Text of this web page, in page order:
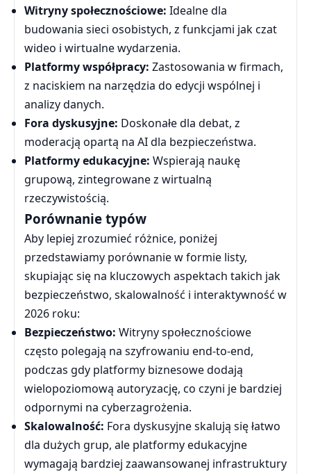
Witryny społecznościowe: Idealne dla
budowania sieci osobistych, z funkcjami jak czat
wideo i wirtualne wydarzenia.
Platformy współpracy: Zastosowania w firmach,
z naciskiem na narzędzia do edycji wspólnej i
analizy danych.
Fora dyskusyjne: Doskonałe dla debat, z
moderacją opartą na AI dla bezpieczeństwa.
Platformy edukacyjne: Wspierają naukę
grupową, zintegrowane z wirtualną
rzeczywistością.
Porównanie typów
Aby lepiej zrozumieć różnice, poniżej
przedstawiamy porównanie w formie listy,
skupiając się na kluczowych aspektach takich jak
bezpieczeństwo, skalowalność i interaktywność w
2026 roku:
Bezpieczeństwo: Witryny społecznościowe
często polegają na szyfrowaniu end-to-end,
podczas gdy platformy biznesowe dodają
wielopoziomową autoryzację, co czyni je bardziej
odpornymi na cyberzagrożenia.
Skalowalność: Fora dyskusyjne skalują się łatwo
dla dużych grup, ale platformy edukacyjne
wymagają bardziej zaawansowanej infrastruktury